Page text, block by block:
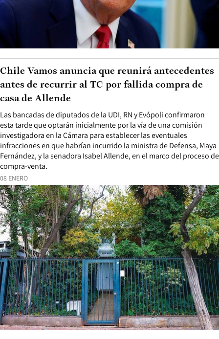
08 ENERO
Las bancadas de diputados de la UDI, RN y Evópoli confirmaron
esta tarde que optarán inicialmente por la vía de una comisión
investigadora en la Cámara para establecer las eventuales
infracciones en que habrían incurrido la ministra de Defensa, Maya
Fernández, y la senadora Isabel Allende, en el marco del proceso de
compra-venta.
Chile Vamos anuncia que reunirá antecedentes
antes de recurrir al TC por fallida compra de
casa de Allende